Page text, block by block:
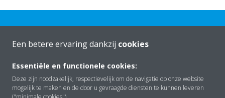
Over Daikin
Een betere ervaring dankzij cookies
Essentiële en functionele cookies:
Deze zijn noodzakelijk, respectievelijk om de navigatie op onze website
mogelijk te maken en de door u gevraagde diensten te kunnen leveren